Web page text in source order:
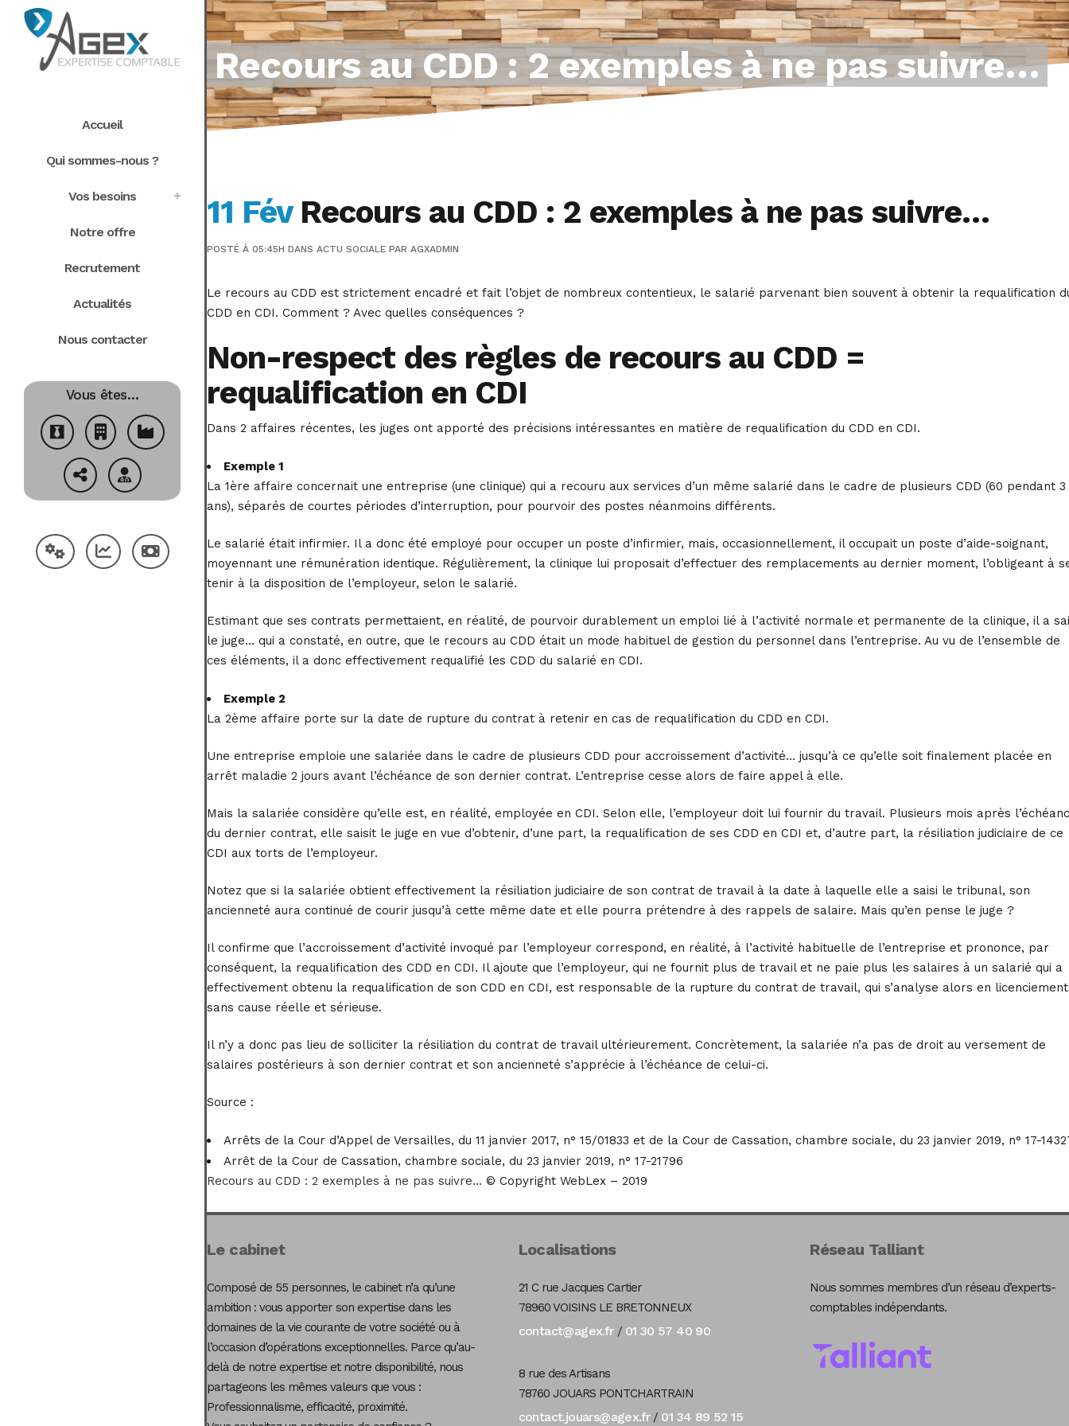
Accueil
Qui sommes-nous ?
Vos besoins
Notre offre
Recrutement
Actualités
Nous contacter
Vous êtes…
Recours au CDD : 2 exemples à ne pas suivre…
11 FévRecours au CDD : 2 exemples à ne pas suivre…
POSTÉ À 05:45H DANS ACTU SOCIALE PAR AGXADMIN
Le recours au CDD est strictement encadré et fait l’objet de nombreux contentieux, le salarié parvenant bien souvent à obtenir la requalification
CDD en CDI. Comment ? Avec quelles conséquences ?
Non-respect des règles de recours au CDD =
requalification en CDI
Dans 2 affaires récentes, les juges ont apporté des précisions intéressantes en matière de requalification du CDD en CDI.
Exemple 1
La 1ère affaire concernait une entreprise (une clinique) qui a recouru aux services d’un même salarié dans le cadre de plusieurs CDD (60 pendant 3
ans), séparés de courtes périodes d’interruption, pour pourvoir des postes néanmoins différents.
Le salarié était infirmier. Il a donc été employé pour occuper un poste d’infirmier, mais, occasionnellement, il occupait un poste d’aide-soignant,
moyennant une rémunération identique. Régulièrement, la clinique lui proposait d’effectuer des remplacements au dernier moment, l’obligeant à
tenir à la disposition de l’employeur, selon le salarié.
Estimant que ses contrats permettaient, en réalité, de pourvoir durablement un emploi lié à l’activité normale et permanente de la clinique, il a
le juge… qui a constaté, en outre, que le recours au CDD était un mode habituel de gestion du personnel dans l’entreprise. Au vu de l’ensemble de
ces éléments, il a donc effectivement requalifié les CDD du salarié en CDI.
Exemple 2
La 2ème affaire porte sur la date de rupture du contrat à retenir en cas de requalification du CDD en CDI.
Une entreprise emploie une salariée dans le cadre de plusieurs CDD pour accroissement d’activité… jusqu’à ce qu’elle soit finalement placée en
arrêt maladie 2 jours avant l’échéance de son dernier contrat. L’entreprise cesse alors de faire appel à elle.
Mais la salariée considère qu’elle est, en réalité, employée en CDI. Selon elle, l’employeur doit lui fournir du travail. Plusieurs mois après
du dernier contrat, elle saisit le juge en vue d’obtenir, d’une part, la requalification de ses CDD en CDI et, d’autre part, la résiliation judiciaire de ce
CDI aux torts de l’employeur.
Notez que si la salariée obtient effectivement la résiliation judiciaire de son contrat de travail à la date à laquelle elle a saisi le tribunal, son
ancienneté aura continué de courir jusqu’à cette même date et elle pourra prétendre à des rappels de salaire. Mais qu’en pense le juge ?
Il confirme que l’accroissement d’activité invoqué par l’employeur correspond, en réalité, à l’activité habituelle de l’entreprise et prononce, par
conséquent, la requalification des CDD en CDI. Il ajoute que l’employeur, qui ne fournit plus de travail et ne paie plus les salaires à un salarié qui a
effectivement obtenu la requalification de son CDD en CDI, est responsable de la rupture du contrat de travail, qui s’analyse alors en licenciement
sans cause réelle et sérieuse.
Il n’y a donc pas lieu de solliciter la résiliation du contrat de travail ultérieurement. Concrètement, la salariée n’a pas de droit au versement de
salaires postérieurs à son dernier contrat et son ancienneté s’apprécie à l’échéance de celui-ci.
Source :
Arrêts de la Cour d’Appel de Versailles, du 11 janvier 2017, n° 15/01833 et de la Cour de Cassation, chambre sociale, du 23 janvier 2019, n° 17-
Arrêt de la Cour de Cassation, chambre sociale, du 23 janvier 2019, n° 17-21796
Recours au CDD : 2 exemples à ne pas suivre… © Copyright WebLex – 2019
Le cabinet
Composé de 55 personnes, le cabinet n’a qu’une
ambition : vous apporter son expertise dans les
domaines de la vie courante de votre société ou à
l’occasion d’opérations exceptionnelles. Parce qu’au-
delà de notre expertise et notre disponibilité, nous
partageons les mêmes valeurs que vous :
Professionnalisme, efficacité, proximité.
Localisations
21 C rue Jacques Cartier
78960 VOISINS LE BRETONNEUX
contact@agex.fr/ 01 30 57 40 90
8 rue des Artisans
78760 JOUARS PONTCHARTRAIN
contact.jouars@agex.fr/ 01 34 89 52 15
Réseau Talliant
Nous sommes membres d’un réseau d’experts-
comptables indépendants.